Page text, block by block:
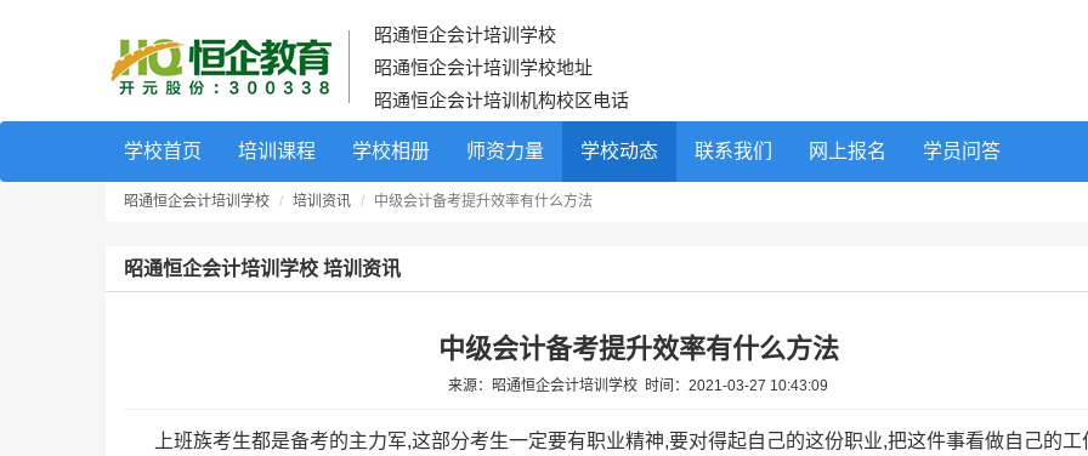
昭通恒企会计培训学校
昭通恒企会计培训学校地址
昭通恒企会计培训机构校区电话
学校首页 培训课程 学校相册 师资力量 学校动态 联系我们 网上报名 学员问答
昭通恒企会计培训学校 培训资讯 中级会计备考提升效率有什么方法
昭通恒企会计培训学校 培训资讯
中级会计备考提升效率有什么方法
来源： 昭通恒企会计培训学校 时间：2021-03-27 10:43:09
上班族考生都是备考的主力军,这部分考生一定要有职业精神,要对得起自己的这份职业,把这件事看做自己的工